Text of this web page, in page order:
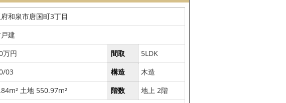
和泉市唐国町3丁目
建
万円 間取
5LDK
03 構造
木造
土地 550.97m² 階数
地上 2階